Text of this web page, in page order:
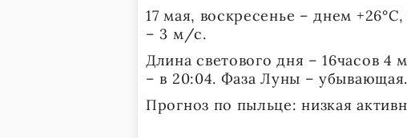
17 мая, воскресенье – днем
– 3 м/с.
Длина светового дня – 16часов 4
– в 20:04. Фаза Луны – убывающая.
Прогноз по пыльце: низкая